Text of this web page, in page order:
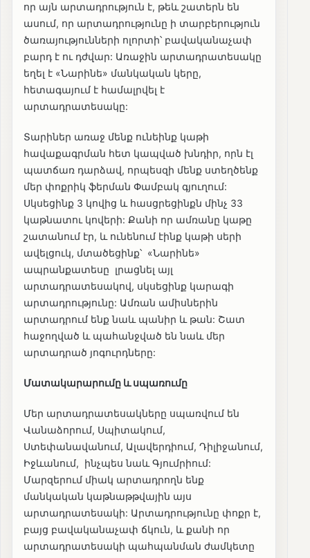
որ այն արտադրություն է, թեև շատերն են
ասում, որ արտադրությունը ի տարբերություն
ծառայությունների ոլորտի՝ բավականաչափ
բարդ է ու դժվար: Առաջին արտադրատեսակը
եղել է «Նարինե» մանկական կերը,
հետագայում է համալրվել է
արտադրատեսակը:
Տարիներ առաջ մենք ունեինք կաթի
հավաքագրման հետ կապված խնդիր, որն էլ
պատճառ դարձավ, որպեսզի մենք ստեղծենք
մեր փոքրիկ ֆերման Փամբակ գյուղում:
Սկսեցինք 3 կովից և հասցրեցինքն մինչ 33
կաթնատու կովերի: Քանի որ ամռանը կաթը
շատանում էր, և ունենում էինք կաթի սերի
ավելցուկ, մտածեցինք՝ «Նարինե»
ապրանքատեսը լրացնել այլ
արտադրատեսակով, սկսեցինք կարագի
արտադրությունը: Ամռան ամիսներին
արտադրում ենք նաև պանիր և թան: Շատ
հաջողված և պահանջված են նաև մեր
արտադրած յոգուրդները:
Մատակարարումը և սպառումը
Մեր արտադրատեսակները սպառվում են
Վանաձորում, Սպիտակում,
Ստեփանավանում, Ալավերդիում, Դիլիջանում,
Իջևանում, ինչպես նաև Գյումրիում:
Մարզերում միակ արտադրողն ենք
մանկական կաթնաթթվային այս
արտադրատեսակի: Արտադրությունը փոքր է,
բայց բավականաչափ ճկուն, և քանի որ
արտադրատեսակի պահպանման ժամկետը